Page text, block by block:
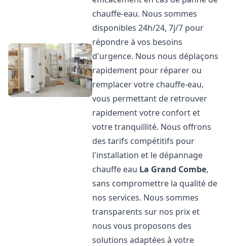
chauffe-eau. Nous sommes
disponibles 24h/24, 7j/7 pour
répondre à vos besoins
d'urgence. Nous nous déplaçons
rapidement pour réparer ou
remplacer votre chauffe-eau,
vous permettant de retrouver
rapidement votre confort et
votre tranquillité. Nous offrons
des tarifs compétitifs pour
l'installation et le dépannage
chauffe eau La Grand Combe,
sans compromettre la qualité de
nos services. Nous sommes
transparents sur nos prix et
nous vous proposons des
solutions adaptées à votre